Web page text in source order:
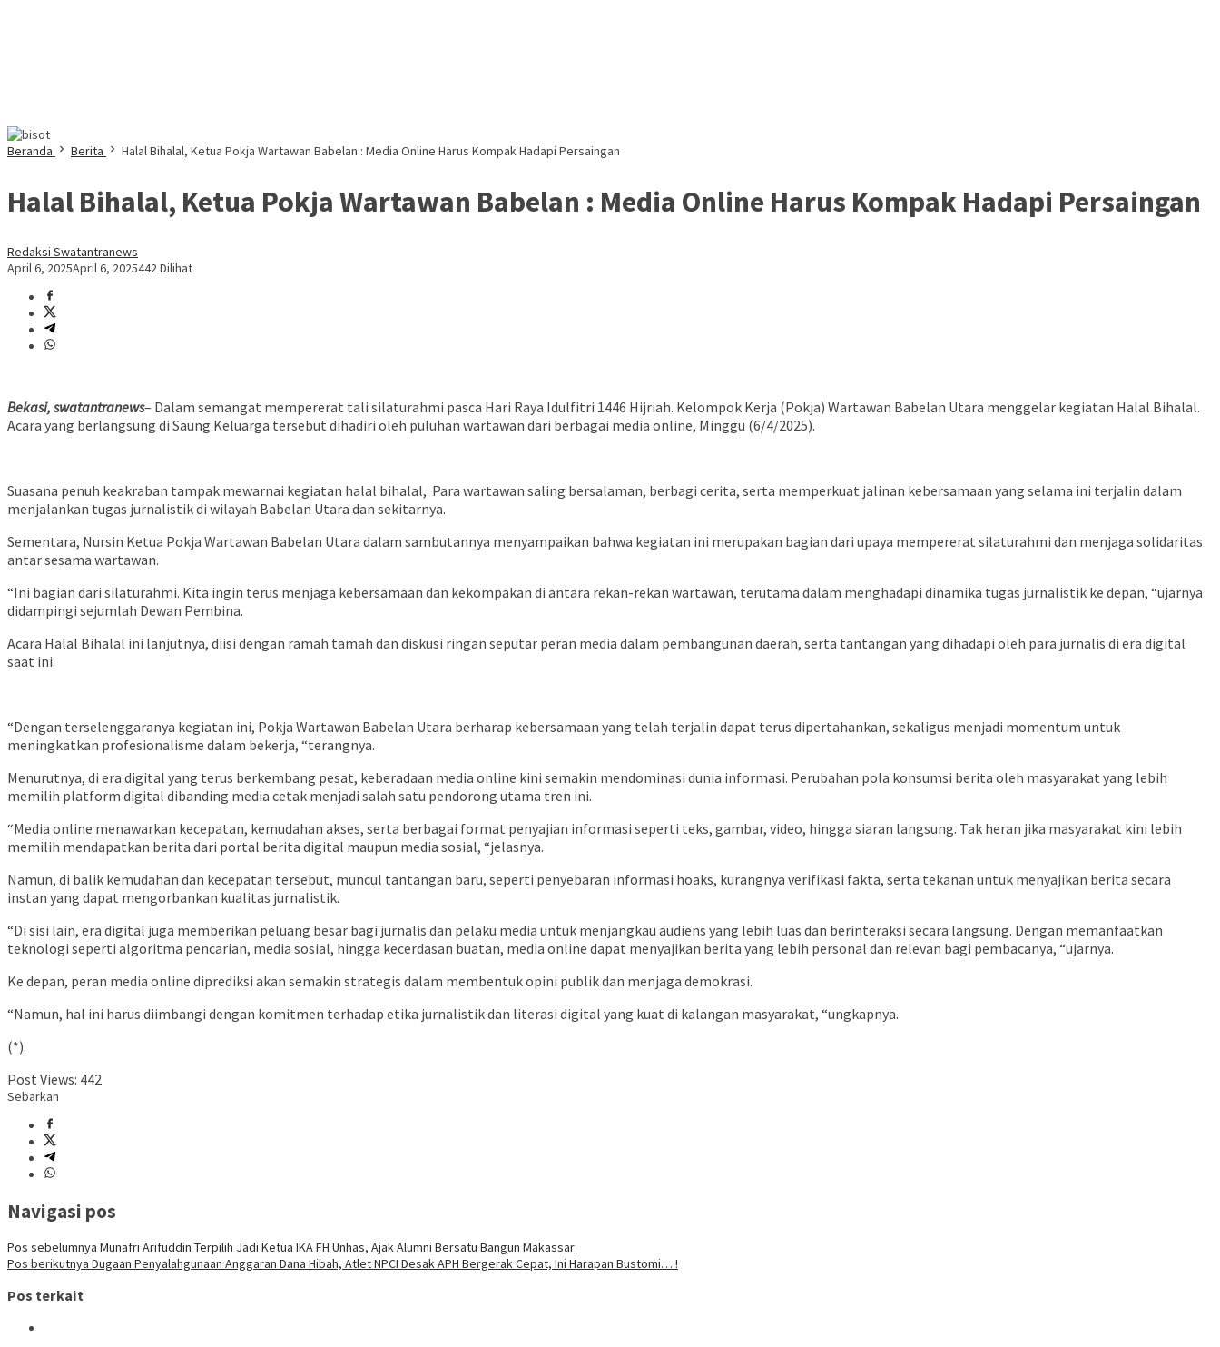
Beranda Berita Halal Bihalal, Ketua Pokja Wartawan Babelan : Media Online Harus Kompak Hadapi Persaingan
Halal Bihalal, Ketua Pokja Wartawan Babelan : Media Online Harus Kompak Hadapi Persaingan
Redaksi Swatantranews
April 6, 2025April 6, 2025442 Dilihat
Bekasi, swatantranews– Dalam semangat mempererat tali silaturahmi pasca Hari Raya Idulfitri 1446 Hijriah. Kelompok Kerja (Pokja) Wartawan Babelan Utara menggelar kegiatan Halal Bihalal.
Acara yang berlangsung di Saung Keluarga tersebut dihadiri oleh puluhan wartawan dari berbagai media online, Minggu (6/4/2025).
Suasana penuh keakraban tampak mewarnai kegiatan halal bihalal, Para wartawan saling bersalaman, berbagi cerita, serta memperkuat jalinan kebersamaan yang selama ini terjalin dalam
menjalankan tugas jurnalistik di wilayah Babelan Utara dan sekitarnya.
Sementara, Nursin Ketua Pokja Wartawan Babelan Utara dalam sambutannya menyampaikan bahwa kegiatan ini merupakan bagian dari upaya mempererat silaturahmi dan menjaga solidaritas
antar sesama wartawan.
“Ini bagian dari silaturahmi. Kita ingin terus menjaga kebersamaan dan kekompakan di antara rekan-rekan wartawan, terutama dalam menghadapi dinamika tugas jurnalistik ke depan, “ujarnya
didampingi sejumlah Dewan Pembina.
Acara Halal Bihalal ini lanjutnya, diisi dengan ramah tamah dan diskusi ringan seputar peran media dalam pembangunan daerah, serta tantangan yang dihadapi oleh para jurnalis di era digital
saat ini.
“Dengan terselenggaranya kegiatan ini, Pokja Wartawan Babelan Utara berharap kebersamaan yang telah terjalin dapat terus dipertahankan, sekaligus menjadi momentum untuk
meningkatkan profesionalisme dalam bekerja, “terangnya.
Menurutnya, di era digital yang terus berkembang pesat, keberadaan media online kini semakin mendominasi dunia informasi. Perubahan pola konsumsi berita oleh masyarakat yang lebih
memilih platform digital dibanding media cetak menjadi salah satu pendorong utama tren ini.
“Media online menawarkan kecepatan, kemudahan akses, serta berbagai format penyajian informasi seperti teks, gambar, video, hingga siaran langsung. Tak heran jika masyarakat kini lebih
memilih mendapatkan berita dari portal berita digital maupun media sosial, “jelasnya.
Namun, di balik kemudahan dan kecepatan tersebut, muncul tantangan baru, seperti penyebaran informasi hoaks, kurangnya verifikasi fakta, serta tekanan untuk menyajikan berita secara
instan yang dapat mengorbankan kualitas jurnalistik.
“Di sisi lain, era digital juga memberikan peluang besar bagi jurnalis dan pelaku media untuk menjangkau audiens yang lebih luas dan berinteraksi secara langsung. Dengan memanfaatkan
teknologi seperti algoritma pencarian, media sosial, hingga kecerdasan buatan, media online dapat menyajikan berita yang lebih personal dan relevan bagi pembacanya, “ujarnya.
Ke depan, peran media online diprediksi akan semakin strategis dalam membentuk opini publik dan menjaga demokrasi.
“Namun, hal ini harus diimbangi dengan komitmen terhadap etika jurnalistik dan literasi digital yang kuat di kalangan masyarakat, “ungkapnya.
(*).
Post Views: 442
Sebarkan
Navigasi pos
Pos sebelumnya Munafri Arifuddin Terpilih Jadi Ketua IKA FH Unhas, Ajak Alumni Bersatu Bangun Makassar
Pos berikutnya Dugaan Penyalahgunaan Anggaran Dana Hibah, Atlet NPCI Desak APH Bergerak Cepat, Ini Harapan Bustomi….!
Pos terkait